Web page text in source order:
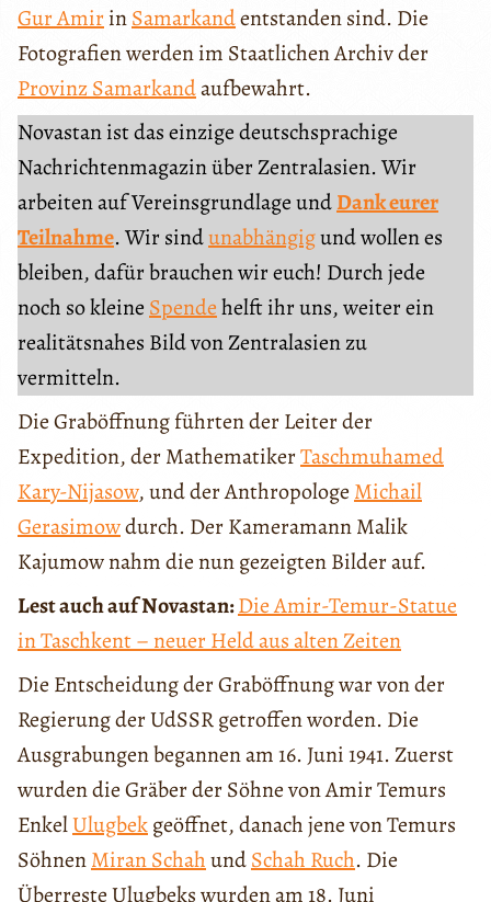
Gur AmirinSamarkandentstanden sind. Die
Fotografien werden im Staatlichen Archiv der
Provinz Samarkandaufbewahrt.
Novastan ist das einzige deutschsprachige
Nachrichtenmagazin über Zentralasien. Wir
arbeiten auf Vereinsgrundlage undDank eurer
Teilnahme. Wir sindunabhängigund wollen es
bleiben, dafür brauchen wir euch! Durch jede
noch so kleine Spendehelft ihr uns, weiter ein
realitätsnahes Bild von Zentralasien zu
vermitteln.
Die Graböffnung führten der Leiter der
Expedition, der MathematikerTaschmuhamed
Kary-Nijasow, und der Anthropologe Michail
Gerasimowdurch. Der Kameramann Malik
Kajumow nahm die nun gezeigten Bilder auf.
Lest auch auf Novastan:Die Amir-Temur-Statue
in Taschkent – neuer Held aus alten Zeiten
Die Entscheidung der Graböffnung war von der
Regierung der UdSSR getroffen worden. Die
Ausgrabungen begannen am 16. Juni 1941. Zuerst
wurden die Gräber der Söhne von Amir Temurs
EnkelUlugbekgeöffnet, danach jene von Temurs
SöhnenMiran SchahundSchah Ruch. Die
Überreste Ulugbeks wurden am 18. Juni